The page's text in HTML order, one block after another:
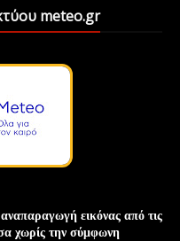
meteo.gr
αναπαραγωγή εικόνας από τις
χωρίς την σύμφωνη